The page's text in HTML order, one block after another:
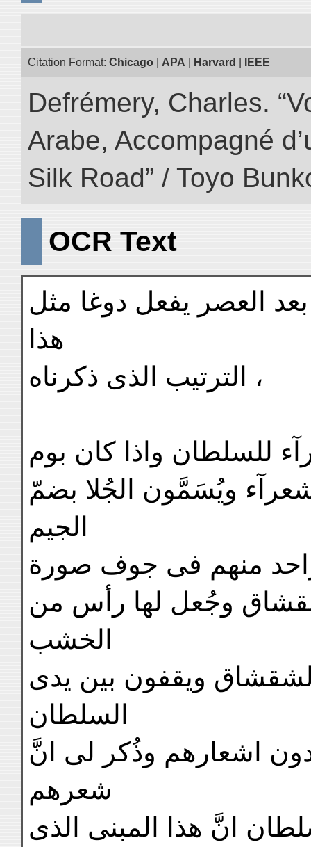
Citation Format: Chicago APA Harvard IEEE
Defrémery, Charles.
Arabe, Accompagné
Silk Road” / Toyo
OCR Text
العصر يفعل دوغا مثل
هذا
الترتيب الذى ذكرناه ،
للسلطان واذا كان بوم
ويُسَمَّون الجُلا بضمّ
الجيم
منهم فى جوف صورة
وجُعل لها رأس من
الخشب
ويقفون بين يدى
السلطان
اشعارهم وذُكر لى انَّ
شعرهم
انَّ هذا المبنى الذى